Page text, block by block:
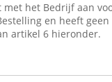
met het Bedrijf aan
en heeft geen
artikel 6 hieronder.